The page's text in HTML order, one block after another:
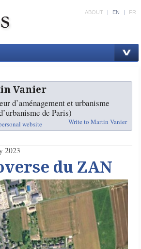
ABOUT | EN | FR
Vanier
d’aménagement et urbanisme
de Paris)
website Write to Martin Vanier
2023
du ZAN